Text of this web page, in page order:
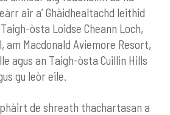
air a’ Ghàidhealtachd leithid
òsta Loidse Cheann Loch,
am Macdonald Aviemore Resort,
agus an Taigh-òsta Cuillin Hills
gu leòr eile.
de shreath thachartasan a